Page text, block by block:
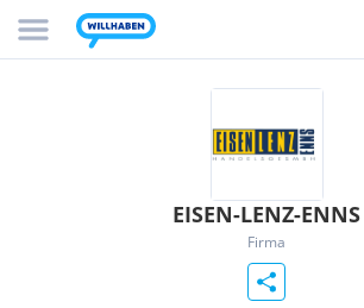
EISEN-LENZ-ENNS
Firma